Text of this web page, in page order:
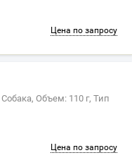
Цена по запросу
Собака, Объем: 110 г, Тип
Цена по запросу